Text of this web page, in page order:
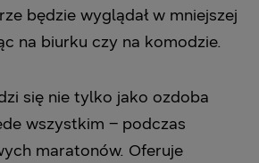
będzie wyglądał w mniejszej
na biurku czy na komodzie.
się nie tylko jako ozdoba
wszystkim – podczas
maratonów. Oferuje